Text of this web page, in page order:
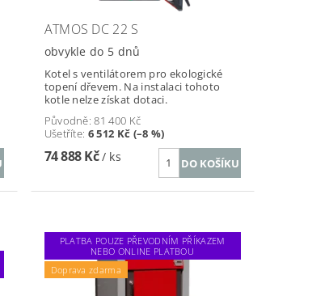
ATMOS DC 22 S
obvykle do 5 dnů
Kotel s ventilátorem pro ekologické
topení dřevem. Na instalaci tohoto
kotle nelze získat dotaci.
Původně:81 400 Kč
Ušetříte: 6 512 Kč (–8 %)
74 888 Kč/ ks
PLATBA POUZE PŘEVODNÍM PŘÍKAZEM
NEBO ONLINE PLATBOU
Doprava zdarma